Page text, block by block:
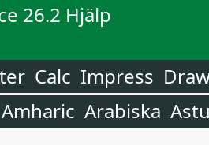
26.2 Hjälp
Calc Impress
Amharic Arabiska